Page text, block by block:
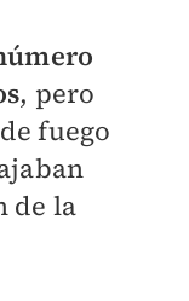
, pero
fuego
de la